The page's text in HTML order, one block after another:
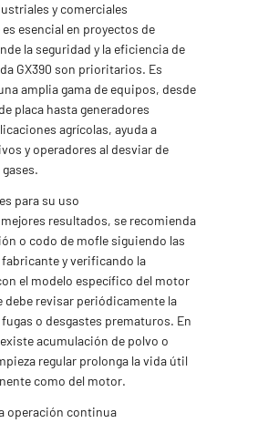
y comerciales
esencial en proyectos de
la seguridad y la eficiencia de
GX390 son prioritarios. Es
amplia gama de equipos, desde
placa hasta generadores
agrícolas, ayuda a
y operadores al desviar de
para su uso
resultados, se recomienda
o codo de mofle siguiendo las
y verificando la
el modelo específico del motor
debe revisar periódicamente la
o desgastes prematuros. En
acumulación de polvo o
regular prolonga la vida útil
como del motor.
operación continua